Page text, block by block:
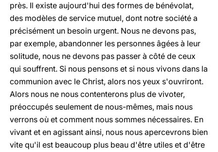
près. Il existe aujourd'hui des formes de bénévolat,
des modèles de service mutuel, dont notre société a
précisément un besoin urgent. Nous ne devons pas,
par exemple, abandonner les personnes âgées à leur
solitude, nous ne devons pas passer à côté de ceux
qui souffrent. Si nous pensons et si nous vivons dans la
communion avec le Christ, alors nos yeux s'ouvriront.
Alors nous ne nous contenterons plus de vivoter,
préoccupés seulement de nous-mêmes, mais nous
verrons où et comment nous sommes nécessaires. En
vivant et en agissant ainsi, nous nous apercevrons bien
vite qu'il est beaucoup plus beau d'être utiles et d'être